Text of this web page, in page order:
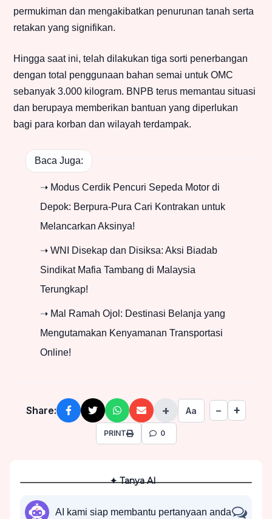
permukiman dan mengakibatkan penurunan tanah serta
retakan yang signifikan.
Hingga saat ini, telah dilakukan tiga sorti penerbangan
dengan total penggunaan bahan semai untuk OMC
sebanyak 3.000 kilogram. BNPB terus memantau situasi
dan berupaya memberikan bantuan yang diperlukan
bagi para korban dan wilayah terdampak.
Baca Juga:
➝ Modus Cerdik Pencuri Sepeda Motor di
Depok: Berpura-Pura Cari Kontrakan untuk
Melancarkan Aksinya!
➝ WNI Disekap dan Disiksa: Aksi Biadab
Sindikat Mafia Tambang di Malaysia
Terungkap!
➝ Mal Ramah Ojol: Destinasi Belanja yang
Mengutamakan Kenyamanan Transportasi
Online!
Share: + Aa − +
PRINT 0
✦ Tanya AI
AI kami siap membantu pertanyaan anda